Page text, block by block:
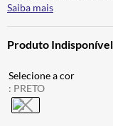
Saiba mais
Produto Indisponível
: PRETO
9º AIROH
10º BOTAS